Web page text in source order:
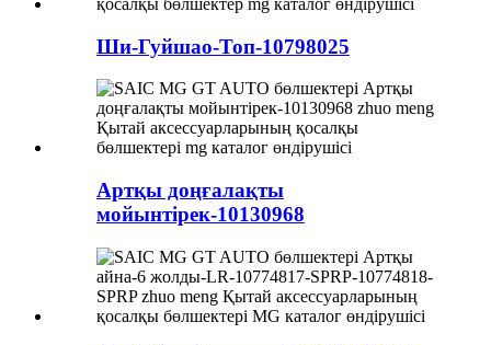
Ши-Гуйшао-Топ-10798025
Артқы доңғалақты
мойынтірек-10130968